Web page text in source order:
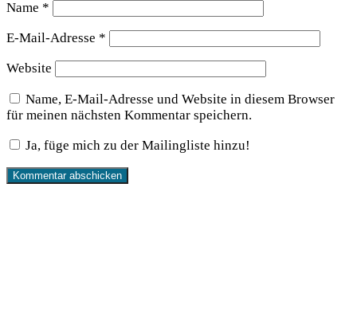
Name *
E-Mail-Adresse *
Website
Name, E-Mail-Adresse und Website in diesem Browser
für meinen nächsten Kommentar speichern.
Ja, füge mich zu der Mailingliste hinzu!